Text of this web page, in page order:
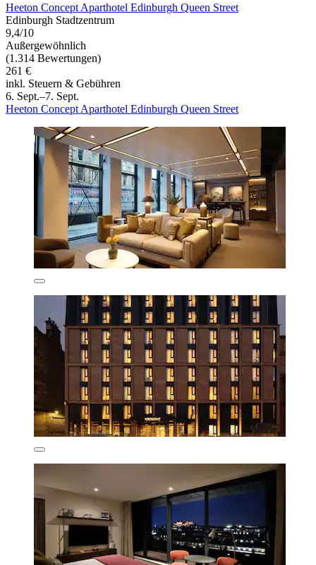
Heeton Concept Aparthotel Edinburgh Queen Street
Edinburgh Stadtzentrum
9,4/10
Außergewöhnlich
(1.314 Bewertungen)
261 €
inkl. Steuern & Gebühren
6. Sept.–7. Sept.
Heeton Concept Aparthotel Edinburgh Queen Street